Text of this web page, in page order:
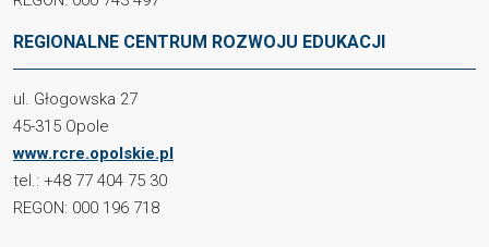
REGIONALNE CENTRUM ROZWOJU EDUKACJI
ul. Głogowska 27
45-315 Opole
www.rcre.opolskie.pl
tel.: +48 77 404 75 30
REGON: 000 196 718